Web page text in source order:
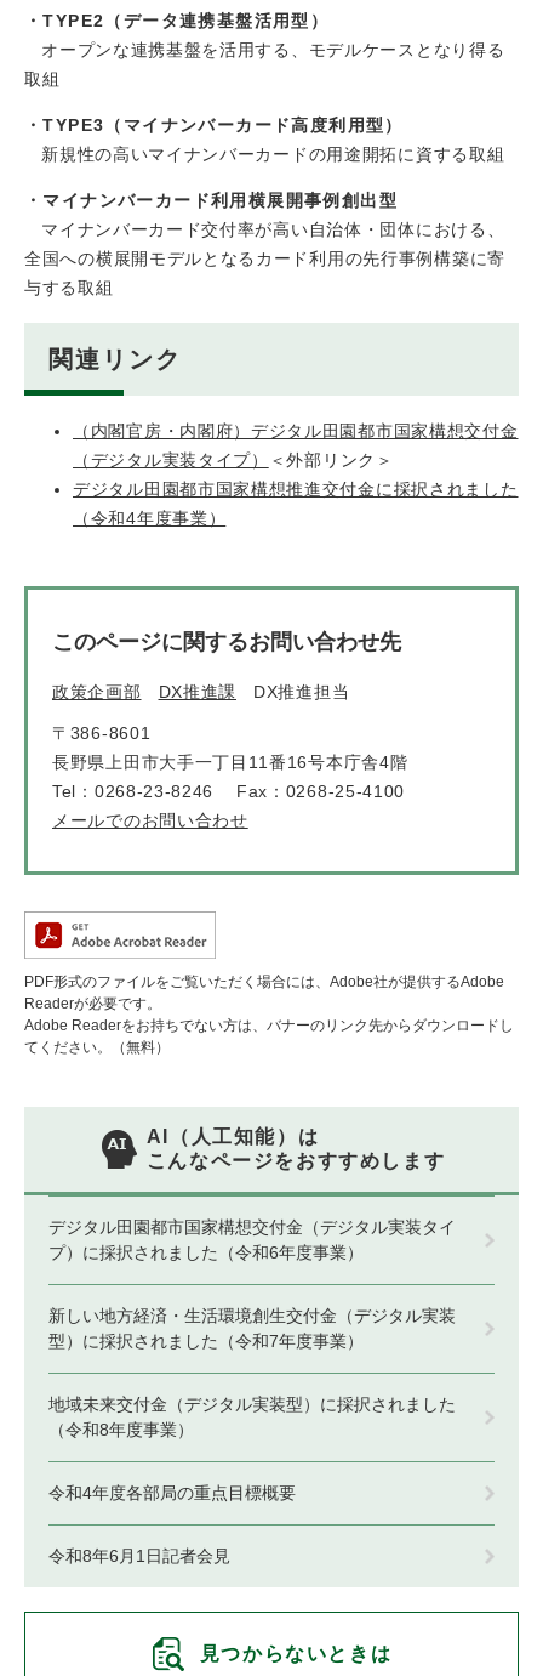
・TYPE2（データ連携基盤活用型）
オープンな連携基盤を活用する、モデルケースとなり得る
取組
・TYPE3（マイナンバーカード高度利用型）
新規性の高いマイナンバーカードの用途開拓に資する取組
・マイナンバーカード利用横展開事例創出型
マイナンバーカード交付率が高い自治体・団体における、
全国への横展開モデルとなるカード利用の先行事例構築に寄
与する取組
関連リンク
（内閣官房・内閣府）デジタル田園都市国家構想交付金
（デジタル実装タイプ）
＜外部リンク＞
デジタル田園都市国家構想推進交付金に採択されました
（令和4年度事業）
このページに関するお問い合わせ先
政策企画部 DX推進課 DX推進担当
〒386-8601
長野県上田市大手一丁目11番16号本庁舎4階
Tel：0268-23-8246
Fax：0268-25-4100
メールでのお問い合わせ
PDF形式のファイルをご覧いただく場合には、Adobe社が提供するAdobe
Readerが必要です。
Adobe Readerをお持ちでない方は、バナーのリンク先からダウンロードし
てください。（無料）
AI（人工知能）は
こんなページをおすすめします
デジタル田園都市国家構想交付金（デジタル実装タイ
プ）に採択されました（令和6年度事業）
新しい地方経済・生活環境創生交付金（デジタル実装
型）に採択されました（令和7年度事業）
地域未来交付金（デジタル実装型）に採択されました
（令和8年度事業）
令和4年度各部局の重点目標概要
令和8年6月1日記者会見
見つからないときは